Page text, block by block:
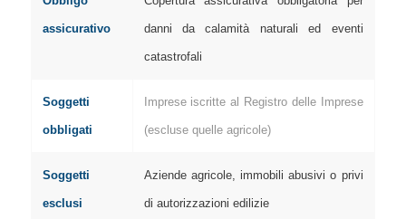
assicurativo danni da calamità naturali ed eventi
catastrofali
Soggetti
obbligati
Imprese iscritte al Registro delle Imprese
(escluse quelle agricole)
Soggetti
esclusi
Aziende agricole, immobili abusivi o privi
di autorizzazioni edilizie